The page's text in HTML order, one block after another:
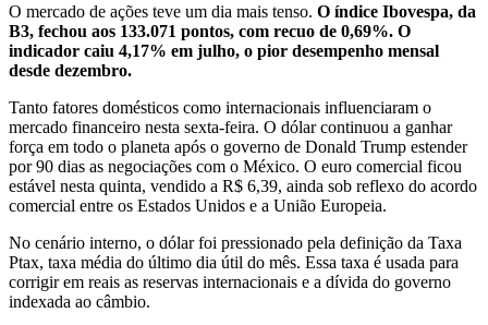
O mercado de ações teve um dia mais tenso. O índice Ibovespa, da
B3, fechou aos 133.071 pontos, com recuo de 0,69%. O
indicador caiu 4,17% em julho, o pior desempenho mensal
desde dezembro.
Tanto fatores domésticos como internacionais influenciaram o
mercado financeiro nesta sexta-feira. O dólar continuou a ganhar
força em todo o planeta após o governo de Donald Trump estender
por 90 dias as negociações com o México. O euro comercial ficou
estável nesta quinta, vendido a R$ 6,39, ainda sob reflexo do acordo
comercial entre os Estados Unidos e a União Europeia.
No cenário interno, o dólar foi pressionado pela definição da Taxa
Ptax, taxa média do último dia útil do mês. Essa taxa é usada para
corrigir em reais as reservas internacionais e a dívida do governo
indexada ao câmbio.